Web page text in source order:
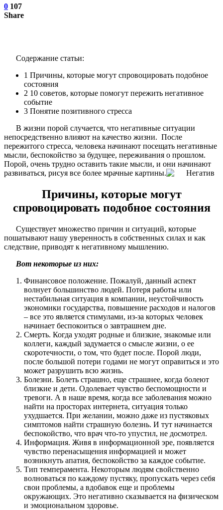
0 107
Share
Содержание статьи:
1 Причины, которые могут спровоцировать подобное
состояния
2 10 советов, которые помогут пережить негативное
событие
3 Понятие позитивного стресса
В жизни порой случается, что негативные ситуации
непосредственно влияют на качество жизни. После
пережитого стресса, человека начинают посещать негативные
мысли, беспокойство за будущее, переживания о прошлом.
Порой, очень трудно оставить такие мысли, и они начинают
развиваться, рисуя все более мрачные картины.
Причины, которые могут
спровоцировать подобное состояния
Существует множество причин и ситуаций, которые
пошатывают нашу уверенность в собственных силах и как
следствие, приводят к негативному мышлению.
Вот некоторые из них:
Финансовое положение. Пожалуй, данный аспект
волнует большинство людей. Потеря работы или
нестабильная ситуация в компании, неустойчивость
экономики государства, повышение расходов и налогов
– все это является стимулами, из-за которых человек
начинает беспокоиться о завтрашнем дне.
Смерть. Когда уходят родные и близкие, знакомые или
коллеги, каждый задумается о смысле жизни, о ее
скоротечности, о том, что будет после. Порой люди,
после большой потери годами не могут оправиться и это
может разрушить всю жизнь.
Болезни. Болеть страшно, еще страшнее, когда болеют
близкие и дети. Одолевает чувство беспомощности и
тревоги. А в наше время, когда все заболевания можно
найти на просторах интернета, ситуация только
ухудшается. При желании, можно даже из пустяковых
симптомов найти страшную болезнь. И тут начинается
беспокойство, что врач что-то упустил, не досмотрел.
Информация. Живя в информационной эре, появляется
чувство перенасыщения информацией и может
возникнуть апатия, беспокойство за каждое событие.
Тип темперамента. Некоторым людям свойственно
волноваться по каждому пустяку, пропускать через себя
свои проблемы, а вдобавок еще и проблемы
окружающих. Это негативно сказывается на физическом
и эмоциональном здоровье.